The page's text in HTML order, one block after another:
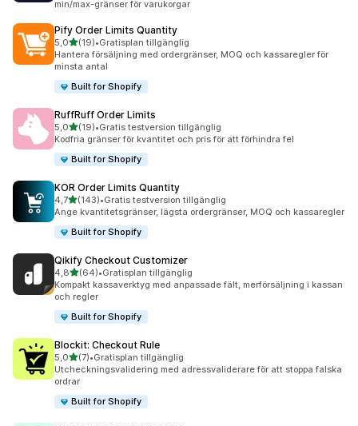
min/max-gränser för varukorgar
Pify Order Limits Quantity
5,0av 5 stjärnor
(19)
19 recensioner totalt
•Gratisplan tillgänglig
Hantera försäljning med ordergränser, MOQ och kassaregler för
minsta antal
Built for Shopify
RuffRuff Order Limits
5,0av 5 stjärnor
(19)
19 recensioner totalt
•Gratis testversion tillgänglig
Kodfria gränser för kvantitet och pris för att förhindra fel
Built for Shopify
KOR Order Limits Quantity
4,7av 5 stjärnor
(143)
143 recensioner totalt
•Gratis testversion tillgänglig
Ange kvantitetsgränser, lägsta ordergränser, MOQ och kassaregler
Built for Shopify
Qikify Checkout Customizer
4,8av 5 stjärnor
(64)
64 recensioner totalt
•Gratisplan tillgänglig
Kompakt kassaverktyg med anpassade fält, merförsäljning i kassan
och regler
Built for Shopify
Blockit: Checkout Rule
5,0av 5 stjärnor
(7)
7 recensioner totalt
•Gratisplan tillgänglig
Utcheckningsvalidering med adressvaliderare för att stoppa falska
ordrar
Built for Shopify